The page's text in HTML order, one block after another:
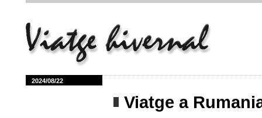
2024/08/22
Viatge a